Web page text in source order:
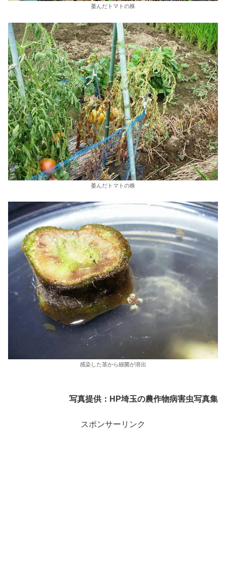
萎んだトマトの株
萎んだトマトの株
感染した茎から細菌が溶出
写真提供：HP埼玉の農作物病害虫写真集
スポンサーリンク